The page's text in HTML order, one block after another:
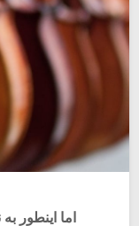
اما اینطور